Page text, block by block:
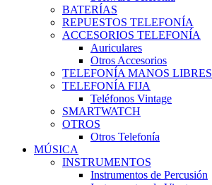
BATERÍAS
REPUESTOS TELEFONÍA
ACCESORIOS TELEFONÍA
Auriculares
Otros Accesorios
TELEFONÍA MANOS LIBRES
TELEFONÍA FIJA
Teléfonos Vintage
SMARTWATCH
OTROS
Otros Telefonía
MÚSICA
INSTRUMENTOS
Instrumentos de Percusión